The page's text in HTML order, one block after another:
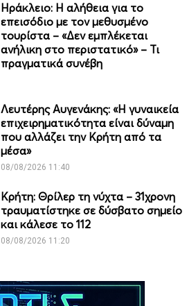
Ηράκλειο: Η αλήθεια για το
επεισόδιο με τον μεθυσμένο
τουρίστα – «Δεν εμπλέκεται
ανήλικη στο περιστατικό» – Τι
πραγματικά συνέβη
Λευτέρης Αυγενάκης: «Η γυναικεία
επιχειρηματικότητα είναι δύναμη
που αλλάζει την Κρήτη από τα
μέσα»
08/08/2026 11:40
Κρήτη: Θρίλερ τη νύχτα – 31χρονη
τραυματίστηκε σε δύσβατο σημείο
και κάλεσε το 112
08/08/2026 11:20